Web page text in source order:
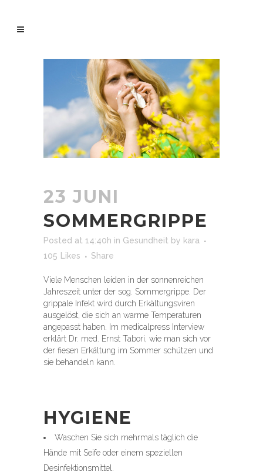
23 JUNI
SOMMERGRIPPE
Posted at 14:40h in Gesundheit by kara
105
Likes Share
Viele Menschen leiden in der sonnenreichen
Jahreszeit unter der sog. Sommergrippe. Der
grippale Infekt wird durch Erkältungsviren
ausgelöst, die sich an warme Temperaturen
angepasst haben. Im medicalpress Interview
erklärt Dr. med. Ernst Tabori, wie man sich vor
der fiesen Erkältung im Sommer schützen und
sie behandeln kann.
HYGIENE
Waschen Sie sich mehrmals täglich die
Hände mit Seife oder einem speziellen
Desinfektionsmittel.